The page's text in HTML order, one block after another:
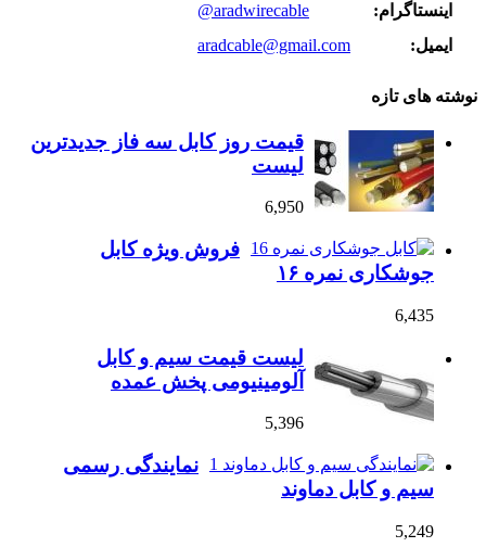
اینستاگرام:
@aradwirecable
ایمیل:
aradcable@gmail.com
نوشته های تازه
قیمت روز کابل سه فاز جدیدترین
لیست
6,950
فروش ویژه کابل
جوشکاری نمره ۱۶
6,435
لیست قیمت سیم و کابل
آلومینیومی پخش عمده
5,396
نمایندگی رسمی
سیم و کابل دماوند
5,249